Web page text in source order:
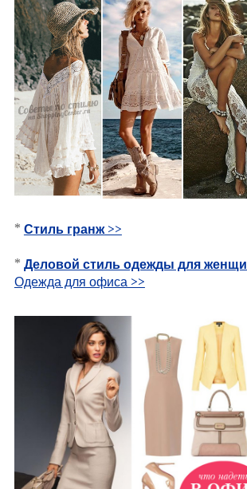
* Стиль гранж>>
* Деловой стиль одежды для
Одежда для офиса >>